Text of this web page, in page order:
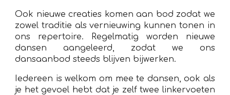
Ook nieuwe creaties komen aan bod zodat we
zowel traditie als vernieuwing kunnen tonen in
ons repertoire. Regelmatig worden nieuwe
dansen aangeleerd, zodat we ons
dansaanbod steeds blijven bijwerken.
Iedereen is welkom om mee te dansen, ook als
je het gevoel hebt dat je zelf twee linkervoeten